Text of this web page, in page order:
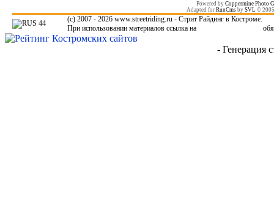
Powered by Coppermine Photo
Adapted for RunCmsby SVL ©
(c) 2007 - 2026 www.streetriding.ru - Стрит Райдинг в Костроме.
При использовании материалов ссылка на
- Генерация